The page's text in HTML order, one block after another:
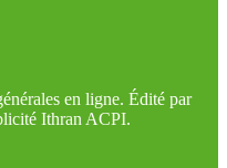
en ligne. Édité par
Ithran ACPI.